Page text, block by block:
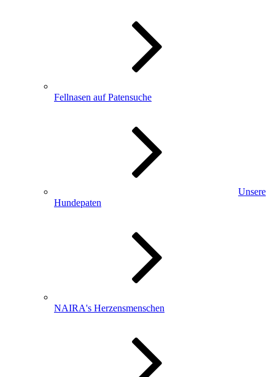
Fellnasen auf Patensuche
Unsere
Hundepaten
NAIRA's Herzensmenschen